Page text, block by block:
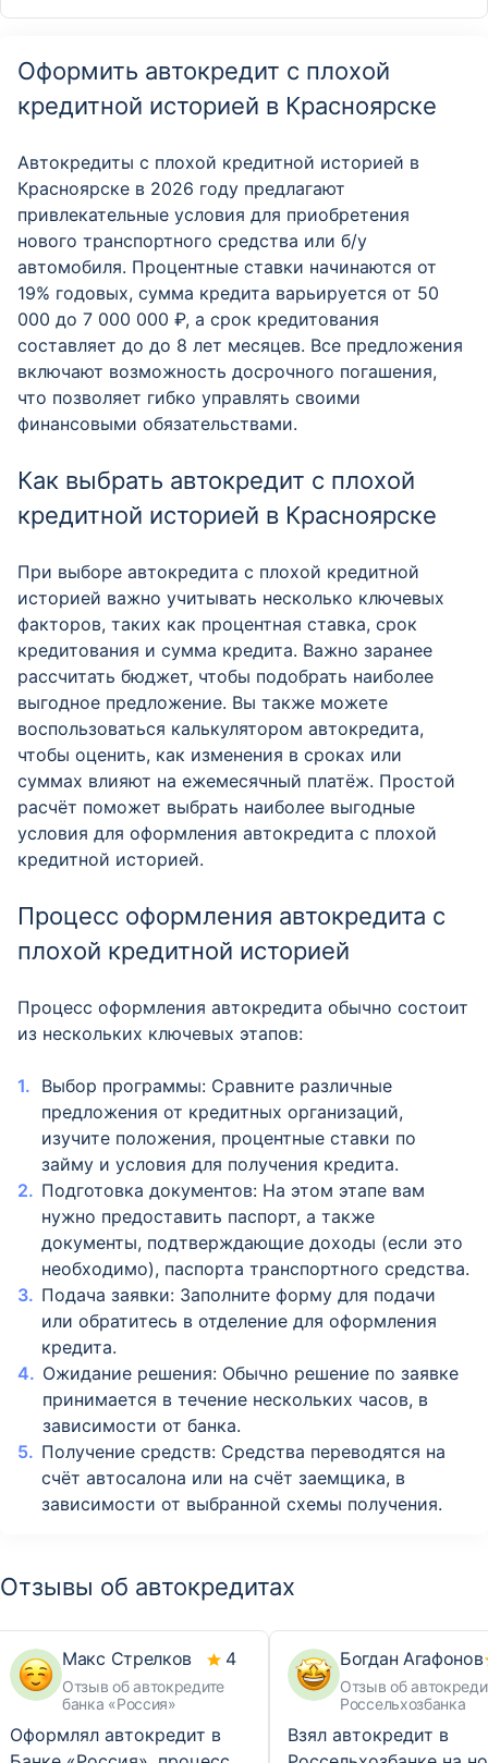
Оформить автокредит с плохой
кредитной историей в Красноярске
Автокредиты с плохой кредитной историей в
Красноярске в 2026 году предлагают
привлекательные условия для приобретения
нового транспортного средства или б/у
автомобиля. Процентные ставки начинаются от
19% годовых, сумма кредита варьируется от 50
000 до 7 000 000 ₽, а срок кредитования
составляет до до 8 лет месяцев. Все предложения
включают возможность досрочного погашения,
что позволяет гибко управлять своими
финансовыми обязательствами.
Как выбрать автокредит с плохой
кредитной историей в Красноярске
При выборе автокредита с плохой кредитной
историей важно учитывать несколько ключевых
факторов, таких как процентная ставка, срок
кредитования и сумма кредита. Важно заранее
рассчитать бюджет, чтобы подобрать наиболее
выгодное предложение. Вы также можете
воспользоваться калькулятором автокредита,
чтобы оценить, как изменения в сроках или
суммах влияют на ежемесячный платёж. Простой
расчёт поможет выбрать наиболее выгодные
условия для оформления автокредита с плохой
кредитной историей.
Процесс оформления автокредита с
плохой кредитной историей
Процесс оформления автокредита обычно состоит
из нескольких ключевых этапов:
Выбор программы: Сравните различные
предложения от кредитных организаций,
изучите положения, процентные ставки по
займу и условия для получения кредита.
Подготовка документов: На этом этапе вам
нужно предоставить паспорт, а также
документы, подтверждающие доходы (если это
необходимо), паспорта транспортного средства.
Подача заявки: Заполните форму для подачи
или обратитесь в отделение для оформления
кредита.
Ожидание решения: Обычно решение по заявке
принимается в течение нескольких часов, в
зависимости от банка.
Получение средств: Средства переводятся на
счёт автосалона или на счёт заемщика, в
зависимости от выбранной схемы получения.
Отзывы об автокредитах
Макс Стрелков
Отзыв об автокредите
банка «Россия»
4
Оформлял автокредит в
Богдан Агафонов
Отзыв об
Россельхозбанка
Взял автокредит в